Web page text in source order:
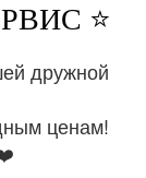
⭐️
дружной
ценам!